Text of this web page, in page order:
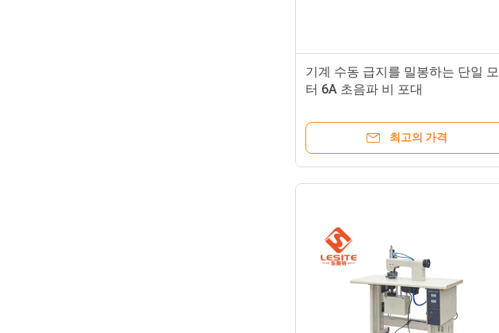
기계 수동 급지를 밀봉하는 단일 모
터 6A 초음파 비 포대
최고의 가격